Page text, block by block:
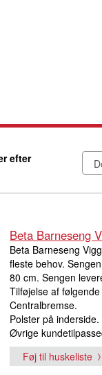
efter
Beta Barneseng
Beta Barneseng
fleste behov.
80 cm. Sengen
Tilføjelse af
Centralbremse.
Polster på inderside.
Øvrige
Føj til huskeliste